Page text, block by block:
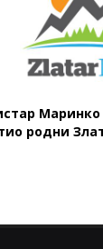
Маринко
родни